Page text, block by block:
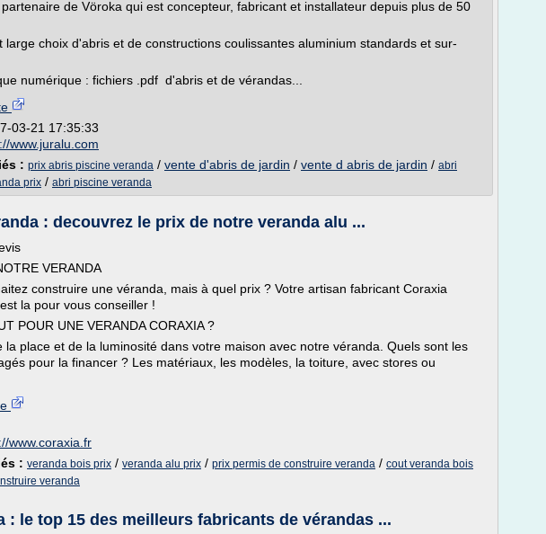
de Vöroka qui est concepteur, fabricant et installateur depuis plus de 50
large choix d'abris et de constructions coulissantes aluminium standards et sur-
numérique : fichiers .pdf d'abris et de vérandas...
03-21 17:35:33
www.juralu.com
: prix abris piscine veranda / vente d'abris de jardin / vente d abris de jardin / abri
prix / abri piscine veranda
: decouvrez le prix de notre veranda alu ...
VERANDA
construire une véranda, mais à quel prix ? Votre artisan fabricant Coraxia
la pour vous conseiller !
POUR UNE VERANDA CORAXIA ?
la place et de la luminosité dans votre maison avec notre véranda. Quels sont les
pour la financer ? Les matériaux, les modèles, la toiture, avec stores ou
www.coraxia.fr
: veranda bois prix / veranda alu prix / prix permis de construire veranda / cout veranda bois
veranda
: le top 15 des meilleurs fabricants de vérandas ...